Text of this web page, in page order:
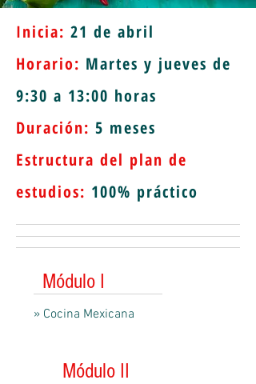
Inicia: 21 de abril
Horario: Martes y jueves de
9:30 a 13:00 horas
Duración: 5 meses
Estructura del plan de
estudios: 100% práctico
Módulo I
» Cocina Mexicana
Módulo II